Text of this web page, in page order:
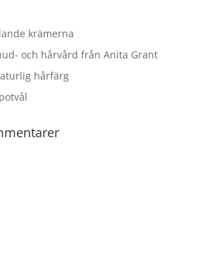
krämerna
och hårvård från Anita Grant
hårfärg